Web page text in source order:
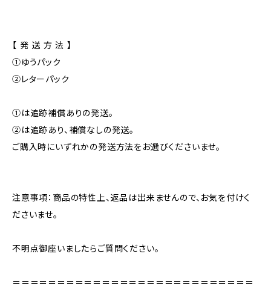
【 発 送 方 法 】
①ゆうパック
②レターパック
①は追跡補償ありの発送。
②は追跡あり、補償なしの発送。
ご購入時にいずれかの発送方法をお選びくださいませ。
注意事項：商品の特性上、返品は出来ませんので、お気を付けく
ださいませ。
不明点御座いましたらご質問ください。
＝＝＝＝＝＝＝＝＝＝＝＝＝＝＝＝＝＝＝＝＝＝＝＝＝＝＝